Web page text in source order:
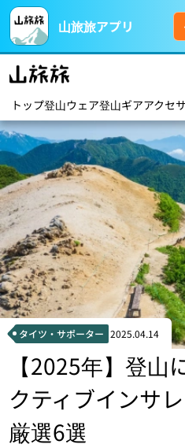
山旅旅アプリ
トップ登山ウェア登山ギアアクセ
タイツ・サポーター 2025.04.14
【2025年】登山
クティブインサ
厳選6選